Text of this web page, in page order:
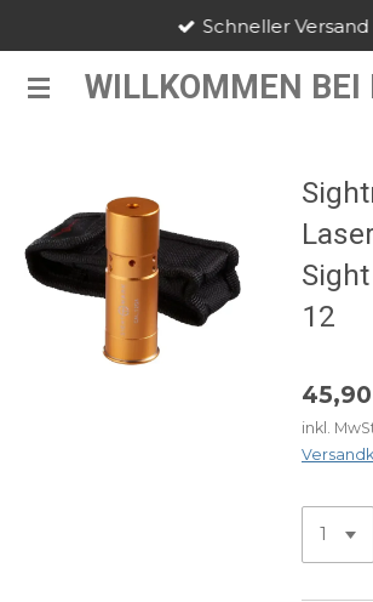
springen WILLKOMMEN BEI
Schneller Versand
12
inkl.